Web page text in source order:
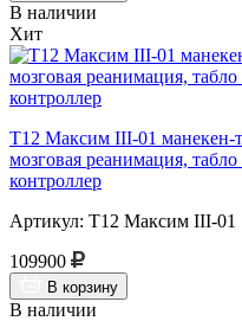
В наличии
Хит
Т12 Максим III-01 манекен-
мозговая реанимация,
контроллер
Артикул: Т12 Максим III-01
109900
В корзину
В наличии